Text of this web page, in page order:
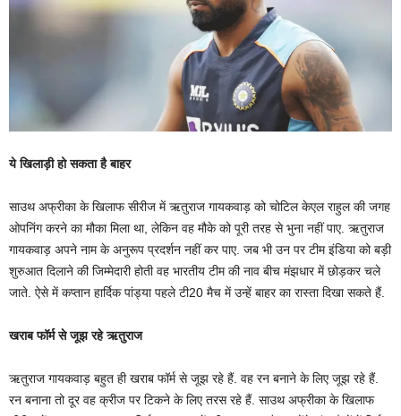
ये खिलाड़ी हो सकता है बाहर
साउथ अफ्रीका के खिलाफ सीरीज में ऋतुराज गायकवाड़ को चोटिल केएल राहुल की जगह
ओपनिंग करने का मौका मिला था, लेकिन वह मौके को पूरी तरह से भुना नहीं पाए. ऋतुराज
गायकवाड़ अपने नाम के अनुरूप प्रदर्शन नहीं कर पाए. जब भी उन पर टीम इंडिया को बड़ी
शुरुआत दिलाने की जिम्मेदारी होती वह भारतीय टीम की नाव बीच मंझधार में छोड़कर चले
जाते. ऐसे में कप्तान हार्दिक पांड्या पहले टी20 मैच में उन्हें बाहर का रास्ता दिखा सकते हैं.
खराब फॉर्म से जूझ रहे ऋतुराज
ऋतुराज गायकवाड़ बहुत ही खराब फॉर्म से जूझ रहे हैं. वह रन बनाने के लिए जूझ रहे हैं.
रन बनाना तो दूर वह क्रीज पर टिकने के लिए तरस रहे हैं. साउथ अफ्रीका के खिलाफ